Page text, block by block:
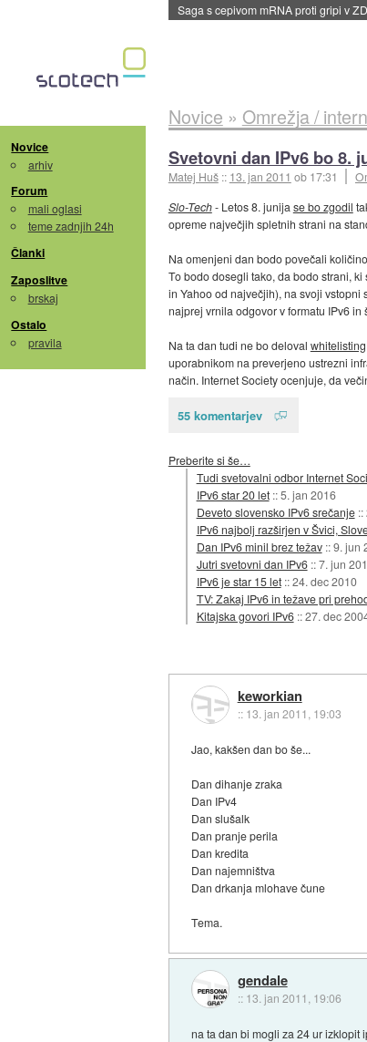
BMW v vozilih začel predvajati
Novice
arhiv
Forum
mali oglasi
teme zadnjih 24h
Članki
Zaposlitve
brskaj
Ostalo
pravila
Novice » Omrežja /
Svetovni dan IPv6 bo 8.
Matej Huš :: 13. jan 2011 ob 17:31
Slo-Tech- Letos 8. junija se bo zgodil
opreme največjih spletnih strani na
Na omenjeni dan bodo povečali
To bodo dosegli tako, da bodo strani,
in Yahoo od največjih), na svoji vstopni
najprej vrnila odgovor v formatu IPv6
Na ta dan tudi ne bo deloval whitelisting
uporabnikom na preverjeno ustrezni
način. Internet Society ocenjuje, da
55 komentarjev
Preberite si še…
Tudi svetovalni odbor Internet
IPv6 star 20 let ::5. jan 2016
Deveto slovensko IPv6 srečanje ::
IPv6 najbolj razširjen v Švici,
Dan IPv6 minil brez težav ::9. jun
Jutri svetovni dan IPv6 ::7. jun
IPv6 je star 15 let ::24. dec 2010
TV: Zakaj IPv6 in težave pri
Kitajska govori IPv6 ::27. dec
keworkian
:: 13. jan 2011, 19:03
Jao, kakšen dan bo še...
Dan dihanje zraka
Dan IPv4
Dan slušalk
Dan pranje perila
Dan kredita
Dan najemništva
Dan drkanja mlohave čune
Tema.
gendale
:: 13. jan 2011, 19:06
na ta dan bi mogli za 24 ur izklopit